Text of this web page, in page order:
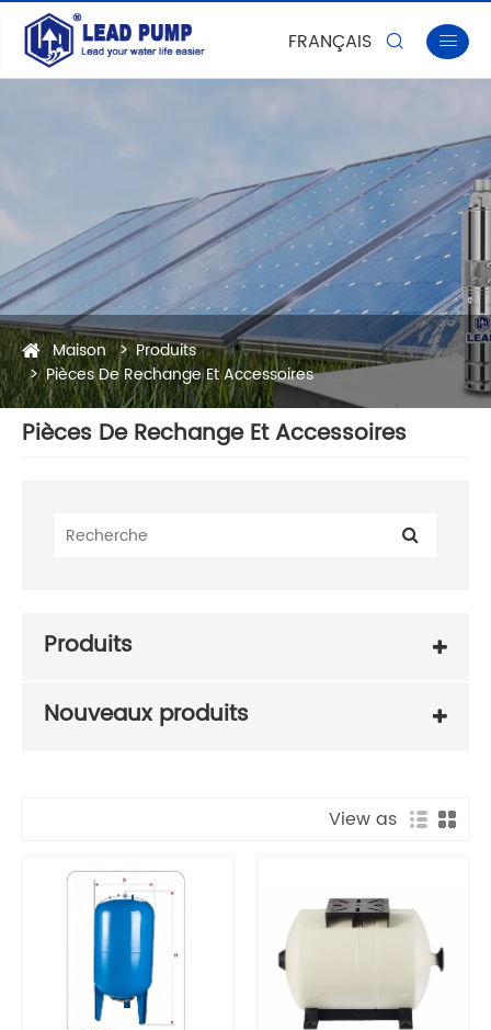
FRANÇAIS  
Maison
Produits
Pièces De Rechange Et Accessoires
Pièces De Rechange Et Accessoires
Produits
Nouveaux produits
View as